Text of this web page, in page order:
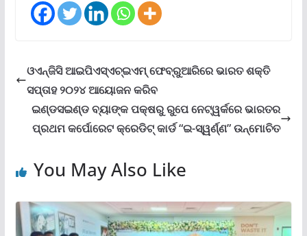
ଓଏନ୍‌ଜିସି ଆଇପିଏସ୍‌ଏଚ୍‌ଇଏମ୍ ଫେବ୍ରୁଆରିରେ ଭାରତ ଶକ୍ତି
ସପ୍ତାହ ୨୦୨୪ ଆୟୋଜନ କରିବ
ଇଣ୍ଡସଇଣ୍ଡ ବ୍ୟାଙ୍କ ପକ୍ଷରୁ ରୁପେ ନେଟ୍‌ୱର୍କରେ ଭାରତର
ପ୍ରଥମ କର୍ପୋରେଟ କ୍ରେଡିଟ୍ କାର୍ଡ “ଇ-ସ୍ୱର୍ଣ୍ଣ” ଉନ୍ମୋଚିତ
You May Also Like